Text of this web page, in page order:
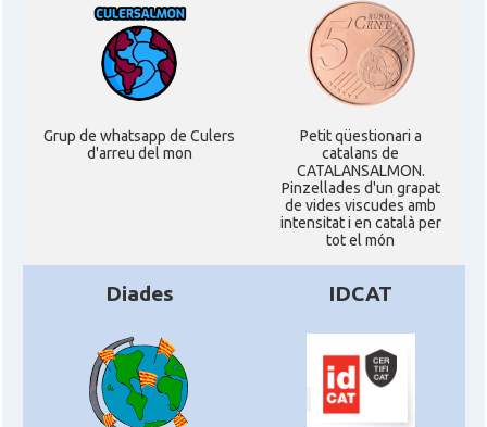
Grup de whatsapp de Culers
d'arreu del mon
Petit qüestionari a
catalans de
CATALANSALMON.
Pinzellades d'un grapat
de vides viscudes amb
intensitat i en català per
tot el món
Diades IDCAT